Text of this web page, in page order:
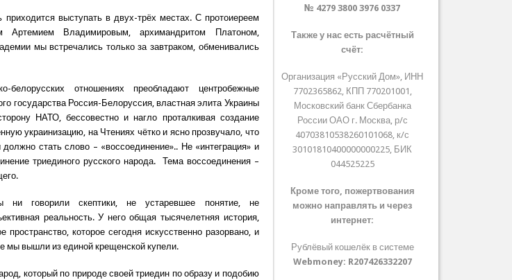
приходится выступать в двух-трёх местах. С протоиереем
Артемием Владимировым, архимандритом Платоном,
мы встречались только за завтраком, обменивались
белорусских отношениях преобладают центробежные
государства Россия-Белоруссия, властная элита Украины
НАТО, бессовестно и нагло проталкивая создание
украинизацию, на Чтениях чётко и ясно прозвучало, что
стать слово – «воссоединение».. Не «интеграция» и
триединого русского народа. Тема воссоединения –
ни говорили скептики, не устаревшее понятие, не
реальность. У него общая тысячелетняя история,
пространство, которое сегодня искусственно разорвано, и
мы вышли из единой крещенской купели.
который по природе своей триедин по образу и подобию
№ 4279 3800 3976 0337
Также у нас есть расчётный
счёт:
Организация «Русский Дом», ИНН
7702365862, КПП 770201001,
Московский банк Сбербанка
России ОАО г. Москва, р/с
40703810538260101068, к/с
30101810400000000225, БИК
044525225
Кроме того, пожертвования
можно направлять и через
интернет:
Рублёвый кошелёк в системе
Webmoney: R207426332207